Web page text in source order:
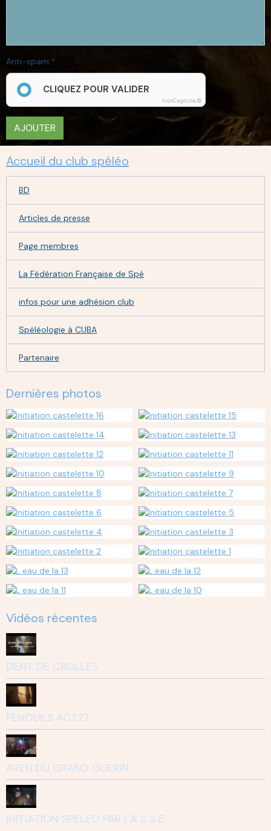
Anti-spam
CLIQUEZ POUR VALIDER
IconCaptcha ©
AJOUTER
Accueil du club spéléo
BD
Articles de presse
Page membres
La Fédération Française de Spé
infos pour une adhésion club
Spéléologie à CUBA
Partenaire
Dernières photos
Vidéos récentes
DENT DE CROLLES
FENOUILS ACT27
AVEN DU GRAND GUERIN
INITIATION SPELEO PAR L'A S S E